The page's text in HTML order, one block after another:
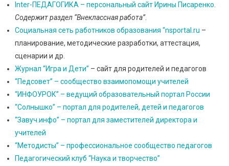
Inter-ПЕДАГОГИКА – персональный сайт Ирины Писаренко.
Содержит раздел “Внеклассная работа”.
Социальная сеть работников образования “nsportal.ru –
планирование, методические разработки, аттестация,
сценарии и др.
Журнал “Игра и Дети” – сайт для родителей и педагогов
“Педсовет” – сообщество взаимопомощи учителей
“ИНФОУРОК” – ведущий образовательный портал России
“Солнышко” – портал для родителей, детей и педагогов
“Завуч.инфо” – портал для заместителей директора и
учителей
“Методисты” – профессиональное сообщество педагогов
Педагогический клуб “Наука и творчество”